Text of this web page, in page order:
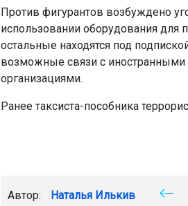
Против фигурантов возбуждено
использовании оборудования для
остальные находятся под
возможные связи с иностранными
организациями.
Ранее таксиста-пособника
Автор: Наталья Илькив